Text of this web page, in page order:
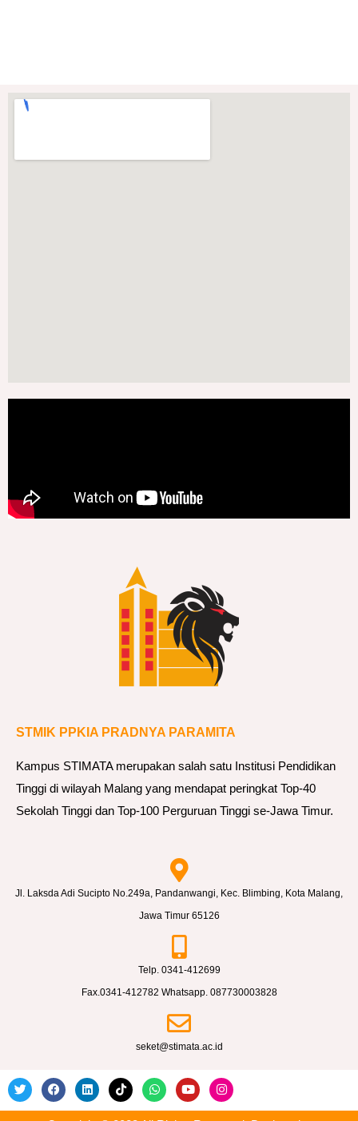
STMIK PPKIA PRADNYA PARAMITA
Kampus STIMATA merupakan salah satu Institusi Pendidikan
Tinggi di wilayah Malang yang mendapat peringkat Top-40
Sekolah Tinggi dan Top-100 Perguruan Tinggi se-Jawa Timur.
Jl. Laksda Adi Sucipto No.249a, Pandanwangi, Kec. Blimbing, Kota Malang,
Jawa Timur 65126
Telp. 0341-412699
Fax.0341-412782 Whatsapp. 087730003828
seket@stimata.ac.id